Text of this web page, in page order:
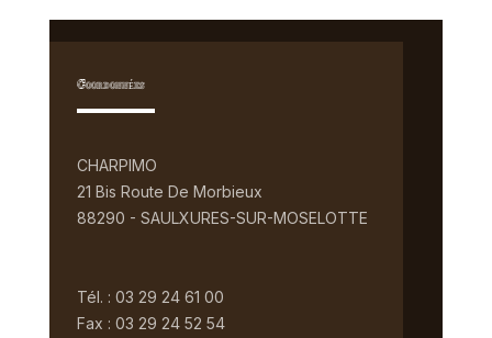
Coordonnées
CHARPIMO
21 Bis Route De Morbieux
88290 - SAULXURES-SUR-MOSELOTTE
Tél. : 03 29 24 61 00
Fax : 03 29 24 52 54